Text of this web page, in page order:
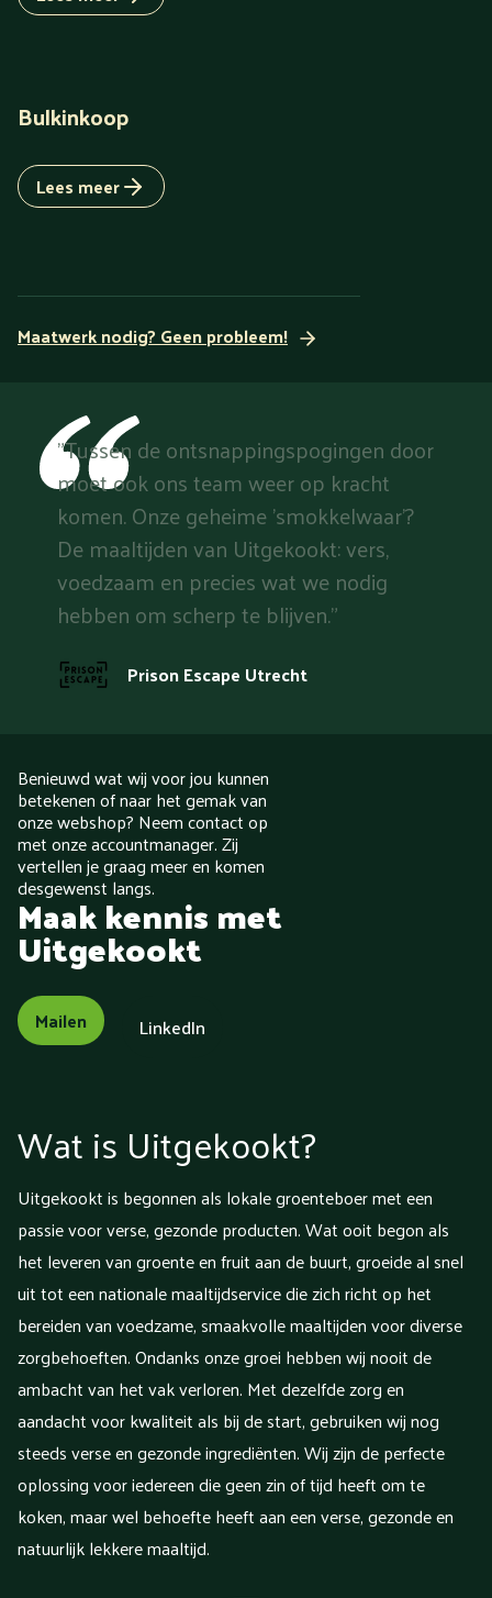
Bulkinkoop
Lees meer
Maatwerk nodig? Geen probleem!
"Tussen de ontsnappingspogingen door
moet ook ons team weer op kracht
komen. Onze geheime 'smokkelwaar'?
De maaltijden van Uitgekookt: vers,
voedzaam en precies wat we nodig
hebben om scherp te blijven."
Prison Escape Utrecht
Maak kennis met
Uitgekookt
Benieuwd wat wij voor jou kunnen
betekenen of naar het gemak van
onze webshop? Neem contact op
met onze accountmanager. Zij
vertellen je graag meer en komen
desgewenst langs.
Mailen LinkedIn
Wat is Uitgekookt?
Uitgekookt is begonnen als lokale groenteboer met een
passie voor verse, gezonde producten. Wat ooit begon als
het leveren van groente en fruit aan de buurt, groeide al snel
uit tot een nationale maaltijdservice die zich richt op het
bereiden van voedzame, smaakvolle maaltijden voor diverse
zorgbehoeften. Ondanks onze groei hebben wij nooit de
ambacht van het vak verloren. Met dezelfde zorg en
aandacht voor kwaliteit als bij de start, gebruiken wij nog
steeds verse en gezonde ingrediënten. Wij zijn de perfecte
oplossing voor iedereen die geen zin of tijd heeft om te
koken, maar wel behoefte heeft aan een verse, gezonde en
natuurlijk lekkere maaltijd.